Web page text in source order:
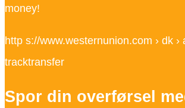
money!
http s://www.westernunion.com › dk ›
tracktransfer
Spor din overførsel